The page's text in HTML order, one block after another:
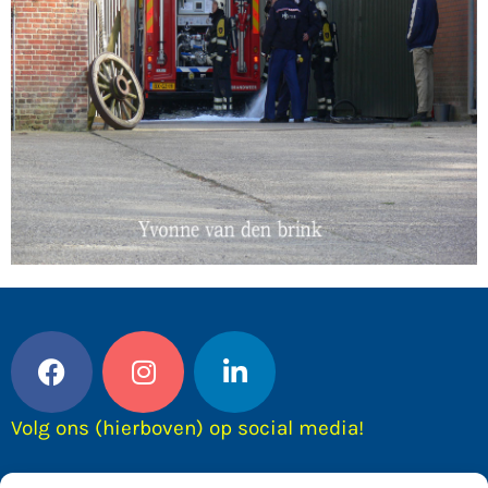
Volg ons (hierboven) op social media!